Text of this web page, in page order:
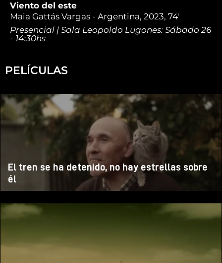
Viento del este
Maia Gattás Vargas - Argentina, 2023, 74'
Presencial | Sala Leopoldo Lugones: Sábado 26
- 14:30hs
PELÍCULAS
El tren se ha detenido, no hay estrellas sobre
él